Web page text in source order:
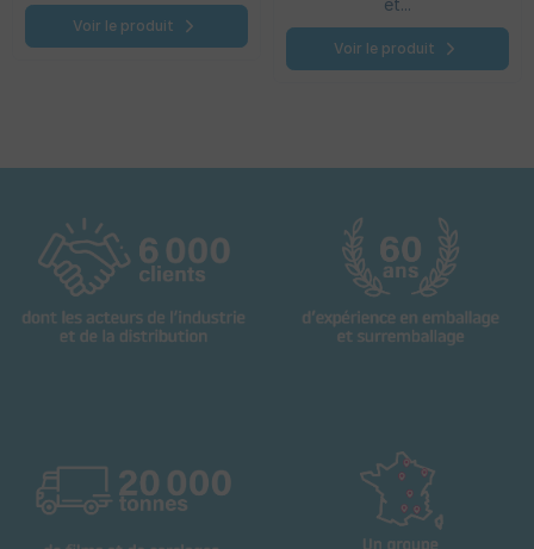
Voir le produit
Voir le produit